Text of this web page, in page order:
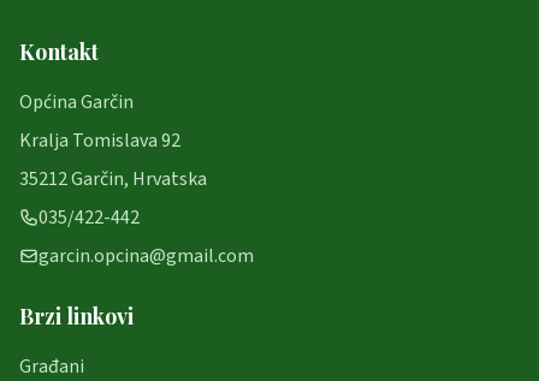
Kontakt
Općina Garčin
Kralja Tomislava 92
35212 Garčin, Hrvatska
035/422-442
garcin.opcina@gmail.com
Brzi linkovi
Građani